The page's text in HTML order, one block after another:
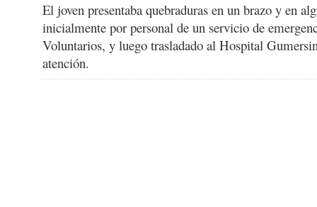
El joven presentaba quebraduras en un brazo y en
inicialmente por personal de un servicio de
Voluntarios, y luego trasladado al Hospital
atención.